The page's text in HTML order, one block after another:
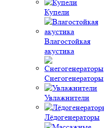
Купели
Влагостойкая
акустика
Снегогенераторы
Увлажнители
Лёдогенераторы